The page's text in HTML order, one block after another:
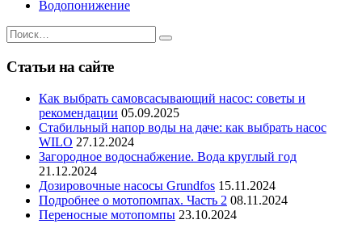
Водопонижение
Статьи на сайте
Как выбрать самовсасывающий насос: советы и
рекомендации 05.09.2025
Стабильный напор воды на даче: как выбрать насос
WILO 27.12.2024
Загородное водоснабжение. Вода круглый год
21.12.2024
Дозировочные насосы Grundfos 15.11.2024
Подробнее о мотопомпах. Часть 2 08.11.2024
Переносные мотопомпы 23.10.2024